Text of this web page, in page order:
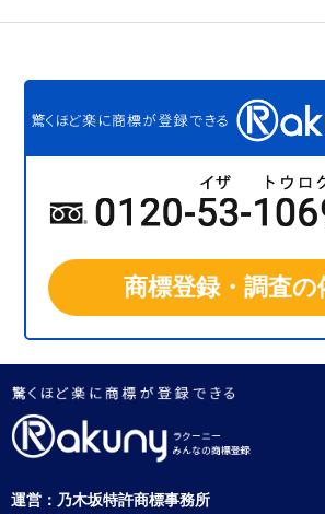
商標登録・調査の
運営： 乃木坂特許商標事務所